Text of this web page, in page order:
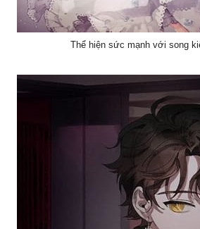
Thể hiện sức mạnh với song